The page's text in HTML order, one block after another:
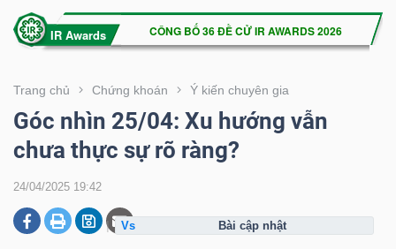
Trang chủ Chứng khoán Ý kiến chuyên gia
Góc nhìn 25/04: Xu hướng vẫn
chưa thực sự rõ ràng?
24/04/2025 19:42
bài cập nhật
(-)
VIETSTOCK
CHỨNG